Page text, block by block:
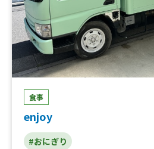
ピンクレモネード、おいなりさん
くるフランク、しゃりしゃりフル
ス、オーガニック緑茶、柚子と檸
檬のスカッシュ、桜スカッシュ、
モンスカッシュ、レモンスカッシ
ュ、ラスクカップ、ホットウィス
品お出汁のおにぎり出汁茶漬け、
の紅茶、ふわふわカフェオレ、ふ
ラスク、気まぐれおにぎり、生ク
ム抹茶ラテ、ふわふわ抹茶ラテ、
豚汁セット（イベント）、お味噌
ト、だしまきおにぎりバーガーL、
食事
enjoy
#おにぎり